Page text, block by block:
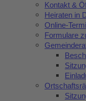
Kontakt &
Heiraten in
Online-
Formulare